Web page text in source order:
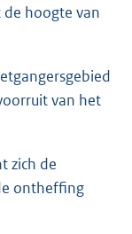
de hoogte van
van het
zich de
ontheffing